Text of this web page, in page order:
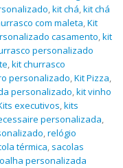
,kit chá,kit chá
com maleta,Kit
casamento,kit
personalizado
,kit churrasco
personalizado,Kit Pizza,
personalizado,kit vinho
executivos,kits
personalizada,
,relógio
térmica, sacolas
personalizada